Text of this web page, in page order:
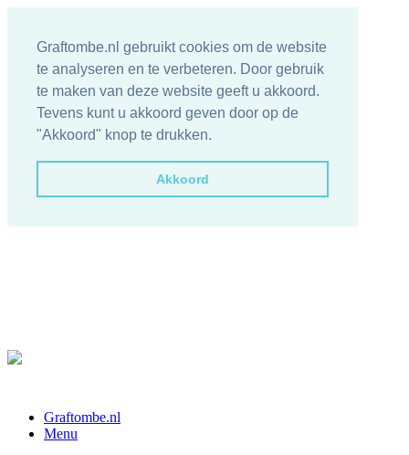
Graftombe.nl gebruikt cookies om de website
te analyseren en te verbeteren. Door gebruik
te maken van deze website geeft u akkoord.
Tevens kunt u akkoord geven door op de
"Akkoord" knop te drukken.
Akkoord
Graftombe.nl
Menu